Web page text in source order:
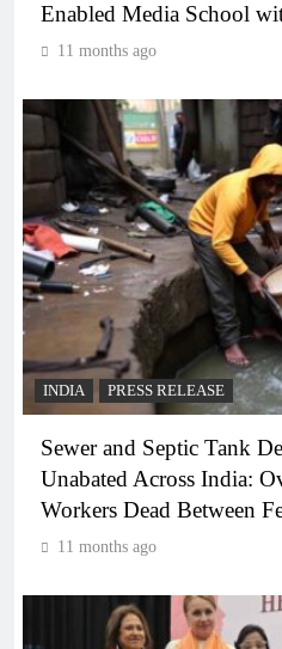
Enabled Media School
11 months ago
INDIA PRESS RELEASE
Sewer and Septic Tank
Unabated Across India:
Workers Dead Between
11 months ago